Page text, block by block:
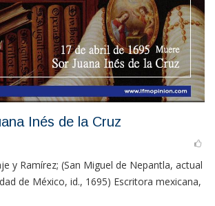
Inés de la Cruz
y Ramírez; (San Miguel de Nepantla, actual
de México, id., 1695) Escritora mexicana,